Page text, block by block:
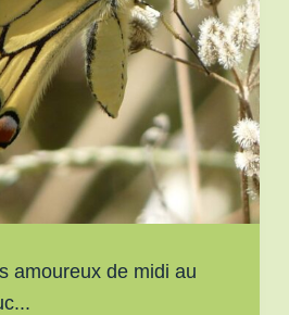
amoureux de midi au